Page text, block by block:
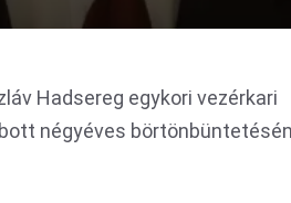
Hadsereg egykori vezérkari
négyéves